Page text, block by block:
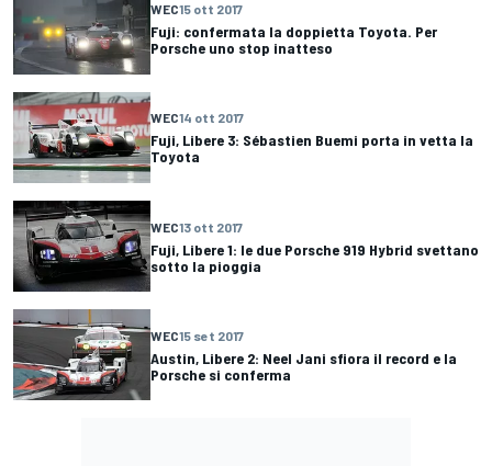
WEC15 ott 2017
Fuji: confermata la doppietta Toyota. Per
Porsche uno stop inatteso
WEC14 ott 2017
Fuji, Libere 3: Sébastien Buemi porta in vetta la
Toyota
WEC13 ott 2017
Fuji, Libere 1: le due Porsche 919 Hybrid svettano
sotto la pioggia
WEC15 set 2017
Austin, Libere 2: Neel Jani sfiora il record e la
Porsche si conferma